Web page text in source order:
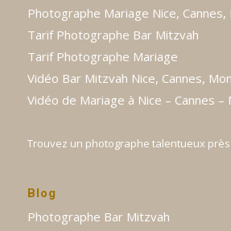
Photographe Mariage Nice, Cannes,
Tarif Photographe Bar Mitzvah
Tarif Photographe Mariage
Vidéo Bar Mitzvah Nice, Cannes,
Vidéo de Mariage à Nice – Cannes –
Trouvez un photographe talentueux
Blog
Photographe Bar Mitzvah